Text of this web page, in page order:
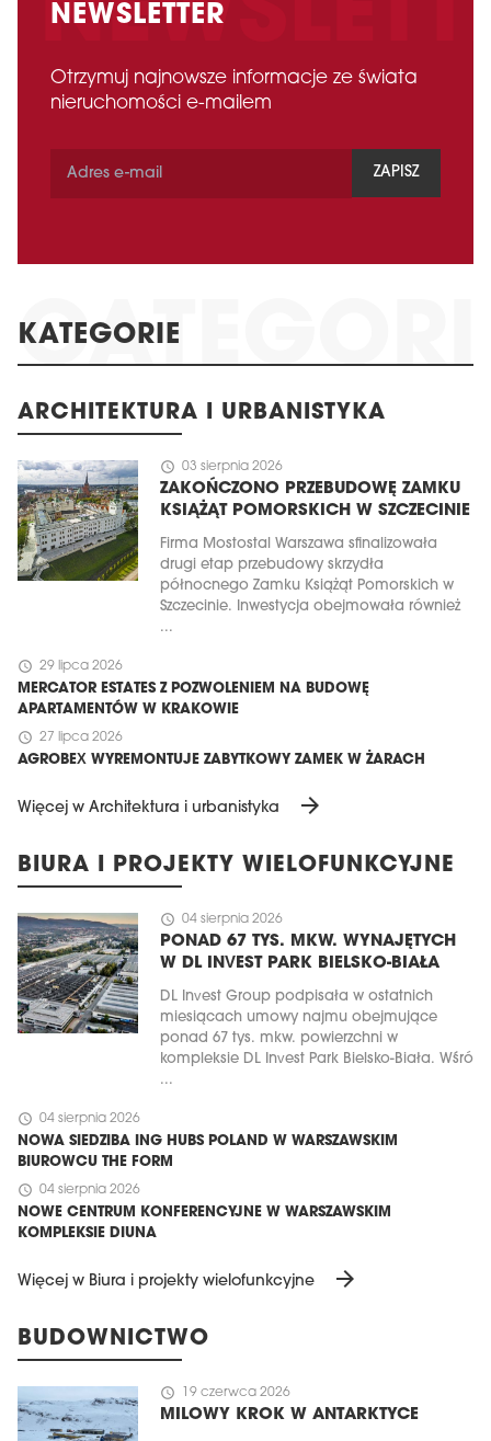
NEWSLETTER
Otrzymuj najnowsze informacje ze świata
nieruchomości e-mailem
ZAPISZ
KATEGORIE
ARCHITEKTURA I URBANISTYKA
schedule 03 sierpnia 2026
ZAKOŃCZONO PRZEBUDOWĘ ZAMKU
KSIĄŻĄT POMORSKICH W SZCZECINIE
Firma Mostostal Warszawa sfinalizowała
drugi etap przebudowy skrzydła
północnego Zamku Książąt Pomorskich w
Szczecinie. Inwestycja obejmowała również
...
schedule 29 lipca 2026
MERCATOR ESTATES Z POZWOLENIEM NA BUDOWĘ
APARTAMENTÓW W KRAKOWIE
schedule 27 lipca 2026
AGROBEX WYREMONTUJE ZABYTKOWY ZAMEK W ŻARACH
Więcej w Architektura i urbanistyka arrow_forward
BIURA I PROJEKTY WIELOFUNKCYJNE
schedule 04 sierpnia 2026
PONAD 67 TYS. MKW. WYNAJĘTYCH
W DL INVEST PARK BIELSKO-BIAŁA
DL Invest Group podpisała w ostatnich
miesiącach umowy najmu obejmujące
ponad 67 tys. mkw. powierzchni w
kompleksie DL Invest Park Bielsko-Biała. Wśró
...
schedule 04 sierpnia 2026
NOWA SIEDZIBA ING HUBS POLAND W WARSZAWSKIM
BIUROWCU THE FORM
schedule 04 sierpnia 2026
NOWE CENTRUM KONFERENCYJNE W WARSZAWSKIM
KOMPLEKSIE DIUNA
Więcej w Biura i projekty wielofunkcyjne arrow_forward
BUDOWNICTWO
schedule 19 czerwca 2026
MILOWY KROK W ANTARKTYCE